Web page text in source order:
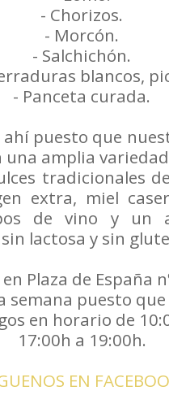
- Chorizos.
- Morcón.
- Salchichón.
blancos,
- Panceta curada.
puesto que
amplia
tradicionales
extra, miel
de vino y un
lactosa y sin
Plaza de España
semana puesto
en horario de
17:00h a 19:00h.
EN